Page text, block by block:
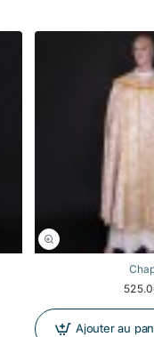
Ajouter au